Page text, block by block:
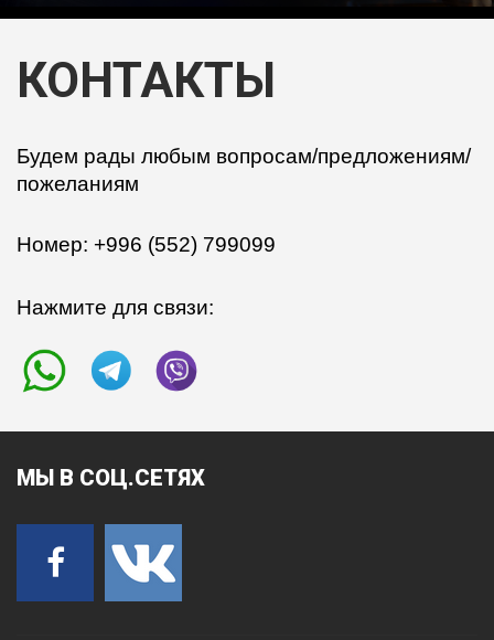
КОНТАКТЫ
Будем рады любым вопросам/предложениям/
пожеланиям
Номер: +996 (552) 799099
Нажмите для связи:
МЫ В СОЦ.СЕТЯХ